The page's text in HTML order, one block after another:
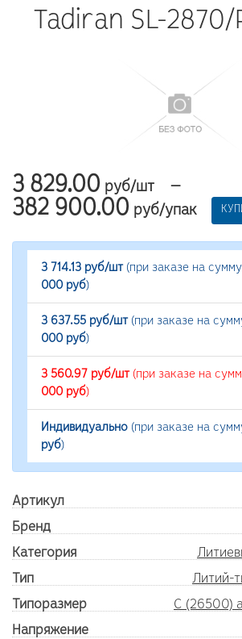
Tadiran SL-2870/
3 829.00 руб/шт —
382 900.00 руб/упак
3 714.13 руб/шт(при заказе на сумму
000 руб)
3 637.55 руб/шт(при заказе на
000 руб)
3 560.97 руб/шт(при заказе на
000 руб)
Индивидуально (при заказе на
руб)
Артикул
Бренд
Категория
Тип
Литий-
Типоразмер
Напряжение